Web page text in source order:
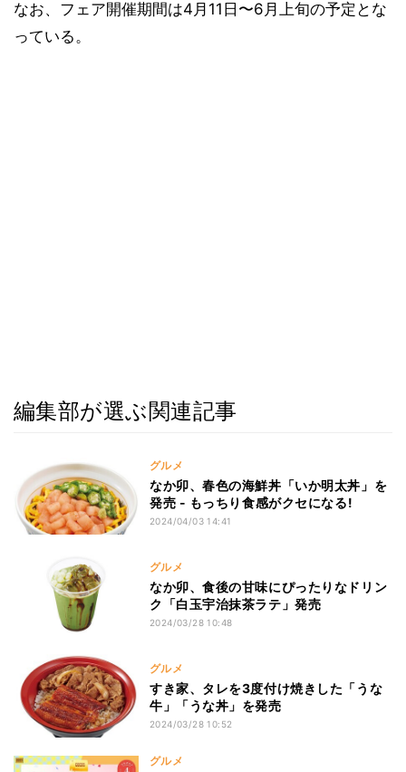
なお、フェア開催期間は4月11日〜6月上旬の予定とな
っている。
編集部が選ぶ関連記事
グルメ
なか卯、春色の海鮮丼「いか明太丼」を
発売 - もっちり食感がクセになる!
2024/04/03 14:41
グルメ
なか卯、食後の甘味にぴったりなドリン
ク「白玉宇治抹茶ラテ」発売
2024/03/28 10:48
グルメ
すき家、タレを3度付け焼きした「うな
牛」「うな丼」を発売
2024/03/28 10:52
グルメ